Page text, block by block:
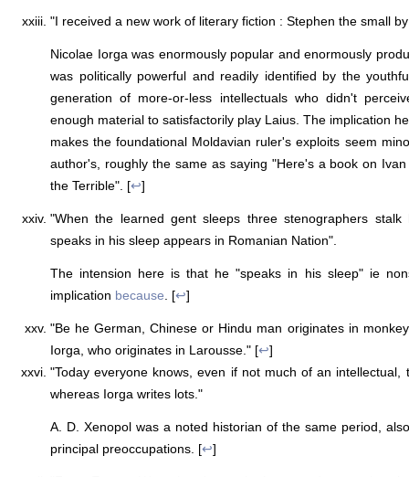
"I received a new work of literary fiction : Stephen the small
Nicolae Iorga was enormously popular and enormously
was politically powerful and readily identified by the
generation of more-or-less intellectuals who didn't
enough material to satisfactorily play Laius. The implication
makes the foundational Moldavian ruler's exploits seem
author's, roughly the same as saying "Here's a book on
the Terrible". [↩]
"When the learned gent sleeps three stenographers
speaks in his sleep appears in Romanian Nation".
The intension here is that he "speaks in his sleep" ie
implication because . [↩]
"Be he German, Chinese or Hindu man originates in
Iorga, who originates in Larousse." [↩]
"Today everyone knows, even if not much of an intellectual,
whereas Iorga writes lots."
A. D. Xenopol was a noted historian of the same period,
principal preoccupations. [↩]